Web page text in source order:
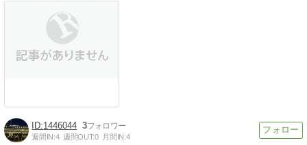
1446044 3
週間IN:4 週間OUT:0 月間IN:4